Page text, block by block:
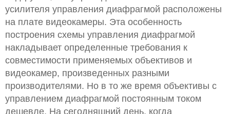
усилителя управления диафрагмой расположены
на плате видеокамеры. Эта особенность
построения схемы управления диафрагмой
накладывает определенные требования к
совместимости применяемых объективов и
видеокамер, произведенных разными
производителями. Но в то же время объективы с
управлением диафрагмой постоянным током
дешевле. На сегодняшний день, когда